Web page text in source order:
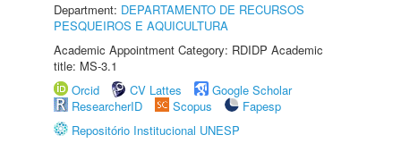
Department: DEPARTAMENTO DE RECURSOS
PESQUEIROS E AQUICULTURA
Academic Appointment Category: RDIDP Academic
title: MS-3.1
Orcid
CV Lattes
Google Scholar
ResearcherID
Scopus
Fapesp
Repositório Institucional UNESP